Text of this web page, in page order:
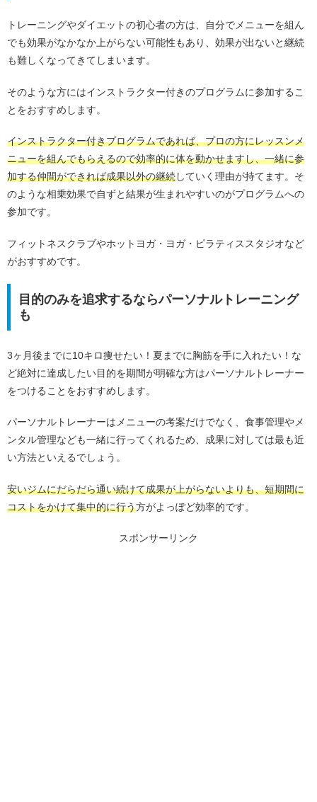
トレーニングやダイエットの初心者の方は、自分でメニューを組ん
でも効果がなかなか上がらない可能性もあり、効果が出ないと継続
も難しくなってきてしまいます。
そのような方にはインストラクター付きのプログラムに参加するこ
とをおすすめします。
インストラクター付きプログラムであれば、プロの方にレッスンメ
ニューを組んでもらえるので効率的に体を動かせますし、一緒に参
加する仲間ができれば成果以外の継続していく理由が持てます。そ
のような相乗効果で自ずと結果が生まれやすいのがプログラムへの
参加です。
フィットネスクラブやホットヨガ・ヨガ・ピラティススタジオなど
がおすすめです。
目的のみを追求するならパーソナルトレーニング
も
3ヶ月後までに10キロ痩せたい！夏までに胸筋を手に入れたい！な
ど絶対に達成したい目的を期間が明確な方はパーソナルトレーナー
をつけることをおすすめします。
パーソナルトレーナーはメニューの考案だけでなく、食事管理やメ
ンタル管理なども一緒に行ってくれるため、成果に対しては最も近
い方法といえるでしょう。
安いジムにだらだら通い続けて成果が上がらないよりも、短期間に
コストをかけて集中的に行う方がよっぽど効率的です。
スポンサーリンク